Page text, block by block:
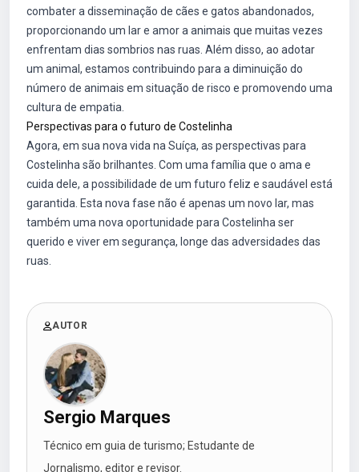
combater a disseminação de cães e gatos abandonados,
proporcionando um lar e amor a animais que muitas vezes
enfrentam dias sombrios nas ruas. Além disso, ao adotar
um animal, estamos contribuindo para a diminuição do
número de animais em situação de risco e promovendo uma
cultura de empatia.
Perspectivas para o futuro de Costelinha
Agora, em sua nova vida na Suíça, as perspectivas para
Costelinha são brilhantes. Com uma família que o ama e
cuida dele, a possibilidade de um futuro feliz e saudável está
garantida. Esta nova fase não é apenas um novo lar, mas
também uma nova oportunidade para Costelinha ser
querido e viver em segurança, longe das adversidades das
ruas.
AUTOR
Sergio Marques
Técnico em guia de turismo; Estudante de
Jornalismo, editor e revisor.